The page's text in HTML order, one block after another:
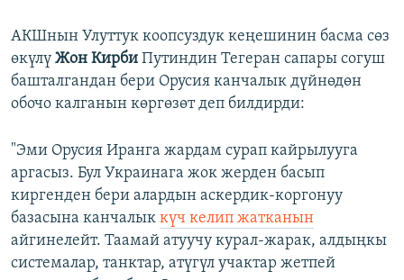
АКШнын Улуттук коопсуздук кеңешинин басма сөз
өкүлү Жон Кирби Путиндин Тегеран сапары согуш
башталгандан бери Орусия канчалык дүйнөдөн
обочо калганын көргөзөт деп билдирди:
"Эми Орусия Иранга жардам сурап кайрылууга
аргасыз. Бул Украинага жок жерден басып
киргенден бери алардын аскердик-коргонуу
базасына канчалык күч келип жатканын
айгинелейт. Таамай атуучу курал-жарак, алдыңкы
системалар, танктар, атүгүл учактар жетпей